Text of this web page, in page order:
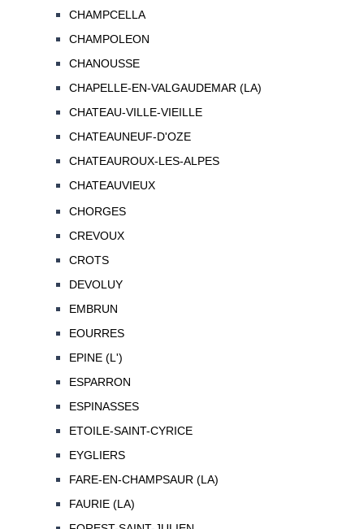
CHAMPCELLA
CHAMPOLEON
CHANOUSSE
CHAPELLE-EN-VALGAUDEMAR (LA)
CHATEAU-VILLE-VIEILLE
CHATEAUNEUF-D'OZE
CHATEAUROUX-LES-ALPES
CHATEAUVIEUX
CHORGES
CREVOUX
CROTS
DEVOLUY
EMBRUN
EOURRES
EPINE (L')
ESPARRON
ESPINASSES
ETOILE-SAINT-CYRICE
EYGLIERS
FARE-EN-CHAMPSAUR (LA)
FAURIE (LA)